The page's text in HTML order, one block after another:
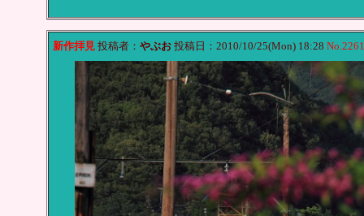
新作拝見投稿者： やぶお投稿日：2010/10/25(Mon) 18:28 No.2261